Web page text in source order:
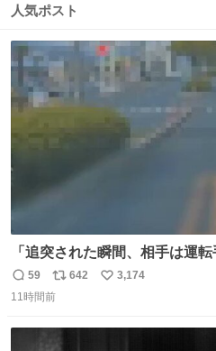
数
ス
数
人気ポスト
「追突された瞬間、相手は運
話。 しかも後で無免許と判明
返
信
59
リ
ポ
ト
642
い
3,174
11時間前